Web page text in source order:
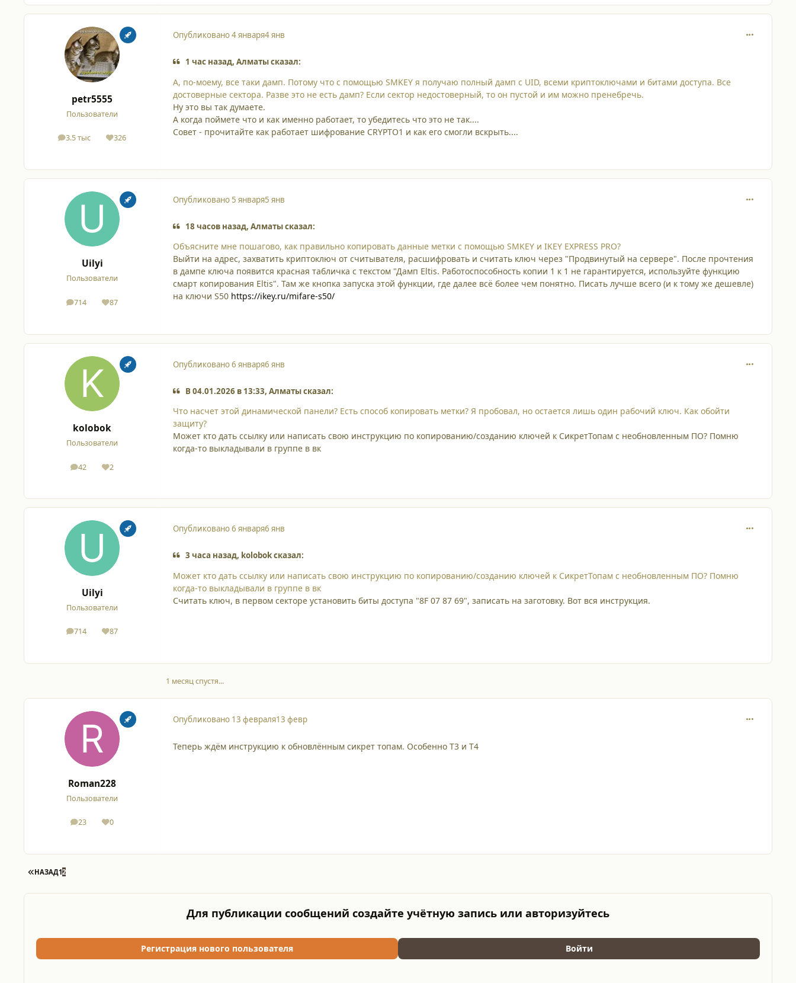
petr5555
Пользователи
3.5 тыс
сообщения326
Репутация
Опубликовано4 января4 янв
1 час назад, Алматы сказал:
А, по-моему, все таки дамп. Потому что с помощью SMKEY я получаю полный дамп с UID, всеми криптоключами и битами доступа. Все
достоверные сектора. Разве это не есть дамп? Если сектор недостоверный, то он пустой и им можно пренебречь.
Ну это вы так думаете.
А когда поймете что и как именно работает, то убедитесь что это не так....
Совет - прочитайте как работает шифрование CRYPTO1 и как его смогли вскрыть....
Uilyi
Пользователи
714
сообщения
87
Репутация
Опубликовано 5 января5 янв
18 часов назад, Алматы сказал:
Объясните мне пошагово, как правильно копировать данные метки с помощью SMKEY и IKEY EXPRESS PRO?
Выйти на адрес, захватить криптоключ от считывателя, расшифровать и считать ключ через "Продвинутый на сервере". После прочтения
в дампе ключа появится красная табличка с текстом "Дамп Eltis. Работоспособность копии 1 к 1 не гарантируется, используйте функцию
смарт копирования Eltis". Там же кнопка запуска этой функции, где далее всё более чем понятно. Писать лучше всего (и к тому же дешевле)
на ключи S50 https://ikey.ru/mifare-s50/
kolobok
Пользователи
42
сообщения
2
Репутация
Опубликовано6 января6 янв
В 04.01.2026 в 13:33, Алматы сказал:
Что насчет этой динамической панели? Есть способ копировать метки? Я пробовал, но остается лишь один рабочий ключ. Как обойти
защиту?
Может кто дать ссылку или написать свою инструкцию по копированию/созданию ключей к СикретТопам с необновленным ПО? Помню
когда-то выкладывали в группе в вк
Uilyi
Пользователи
714
сообщения
87
Репутация
Опубликовано6 января6 янв
3 часа назад, kolobok сказал:
Может кто дать ссылку или написать свою инструкцию по копированию/созданию ключей к СикретТопам с необновленным ПО? Помню
когда-то выкладывали в группе в вк
Считать ключ, в первом секторе установить биты доступа "8F 07 87 69", записать на заготовку. Вот вся инструкция.
1 месяц спустя...
Roman228
Пользователи
23
сообщения
0
Репутация
Опубликовано 13 февраля13 февр
Теперь ждём инструкцию к обновлённым сикрет топам. Особенно Т3 и Т4
ПЕРВАЯ СТРАНИЦА
НАЗАД12
Для публикации сообщений создайте учётную запись или авторизуйтесь
Регистрация нового пользователя Войти